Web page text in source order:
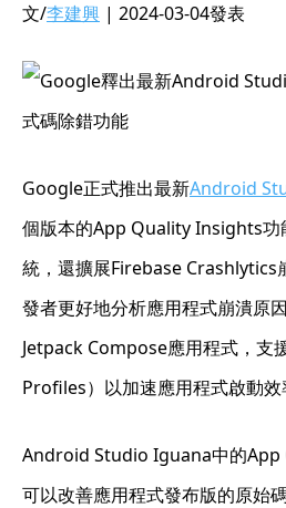
文/李建興 | 2024-03-04發表
Google正式推出最新Android
個版本的App Quality Insights功
統，還擴展Firebase Crashlytics
發者更好地分析應用程式崩潰原
Jetpack Compose應用程式，支
Profiles）以加速應用程式啟動效
Android Studio Iguana中的App
可以改善應用程式發布版的原始